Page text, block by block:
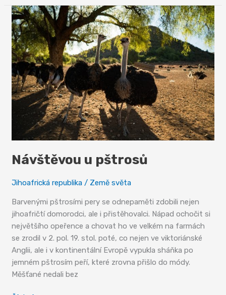
–
okno
do
africké
duše
Návštěvou u pštrosů
Jihoafrická republika / Země světa
Barvenými pštrosími pery se odnepaměti zdobili nejen
jihoafričtí domorodci, ale i přistěhovalci. Nápad ochočit si
největšího opeřence a chovat ho ve velkém na farmách
se zrodil v 2. pol. 19. stol. poté, co nejen ve viktoriánské
Anglii, ale i v kontinentální Evropě vypukla sháňka po
jemném pštrosím peří, které zrovna přišlo do módy.
Měšťané nedali bez